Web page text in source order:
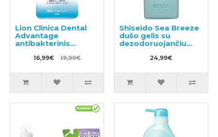
Lion Clinica Dental
Advantage
antibakterinis
citrusinių vaisių
kvapo burnos
alkoholio 900ml
16,99€ 19,99€
Shiseido Sea Breeze
dušo gelis su
dezodoruojančiu
24,99€